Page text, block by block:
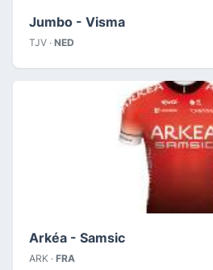
Jumbo - Visma
TJV · NED
Arkéa - Samsic
ARK · FRA